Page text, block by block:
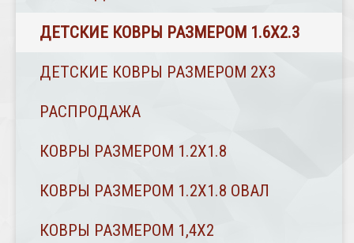
ДЕТСКИЕ КОВРЫ РАЗМЕРОМ 1.6Х2.3
ДЕТСКИЕ КОВРЫ РАЗМЕРОМ 2Х3
РАСПРОДАЖА
КОВРЫ РАЗМЕРОМ 1.2Х1.8
КОВРЫ РАЗМЕРОМ 1.2Х1.8 ОВАЛ
КОВРЫ РАЗМЕРОМ 1,4Х2